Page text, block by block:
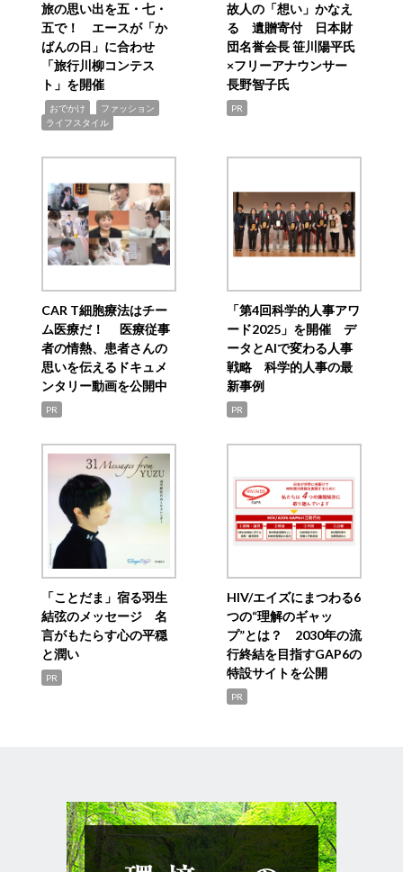
旅の思い出を五・七・
五で！ エースが「か
ばんの日」に合わせ
「旅行川柳コンテス
ト」を開催
おでかけ ファッション
ライフスタイル
故人の「想い」かなえ
る 遺贈寄付 日本財
団名誉会長 笹川陽平氏
×フリーアナウンサー
長野智子氏
PR
CAR T細胞療法はチー
ム医療だ！ 医療従事
者の情熱、患者さんの
思いを伝えるドキュメ
ンタリー動画を公開中
PR
「第4回科学的人事アワ
ード2025」を開催 デ
ータとAIで変わる人事
戦略 科学的人事の最
新事例
PR
「ことだま」宿る羽生
結弦のメッセージ 名
言がもたらす心の平穏
と潤い
PR
HIV/エイズにまつわる6
つの“理解のギャッ
プ”とは？ 2030年の流
行終結を目指すGAP6の
特設サイトを公開
PR